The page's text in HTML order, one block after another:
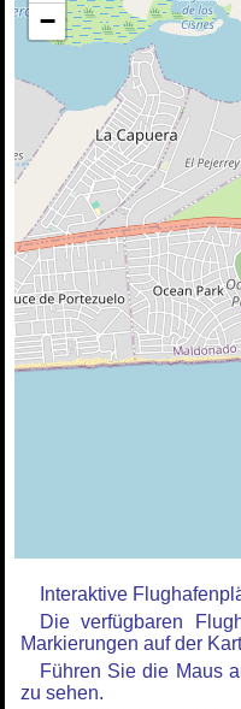
−
Interaktive
Die verfügbaren
Markierungen auf der
Führen Sie die Maus
zu sehen.